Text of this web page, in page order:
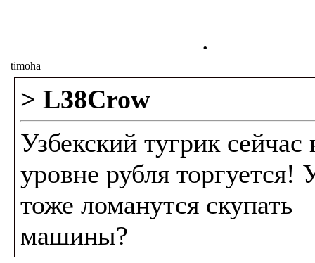
.
timoha
> L38Crow
Узбекский тугрик сейчас
уровне рубля торгуется!
тоже ломанутся скупать
машины?